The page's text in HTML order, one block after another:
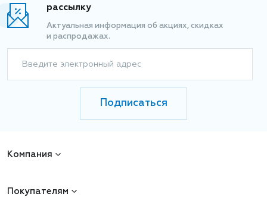
рассылку
Актуальная информация об акциях, скидках
и распродажах.
Введите электронный адрес
Подписаться
Компания
Покупателям